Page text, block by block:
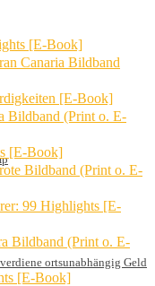
ortsunabhängig Geld
[E-Book]
Canaria Bildband
[E-Book]
Bildband (Print o. E-
[E-Book]
Bildband (Print o. E-
99 Highlights [E-
Bildband (Print o. E-
[E-Book]